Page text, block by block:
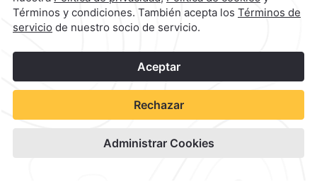
Camino Real Mérida
©2026 Grupo Camino Real
1